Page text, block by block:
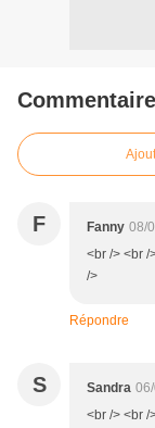
F Fanny 08/
<br /> <br /
/>
Répondre
S Sandra
<br /> <br /